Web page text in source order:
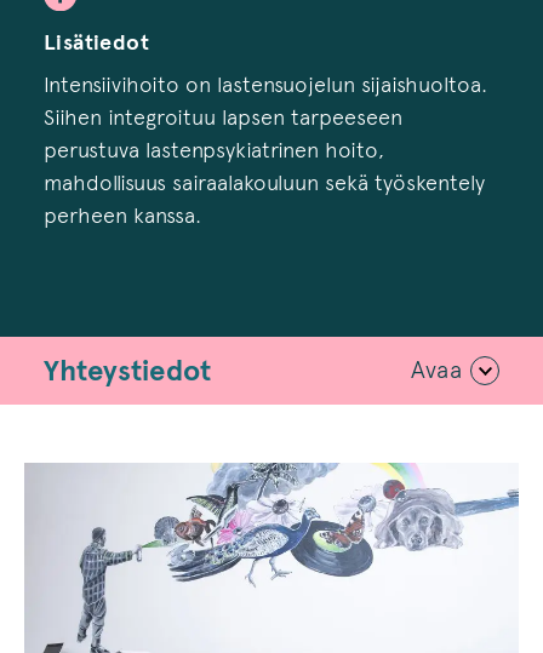
Lisätiedot
Intensiivihoito on lastensuojelun sijaishuoltoa.
Siihen integroituu lapsen tarpeeseen
perustuva lastenpsykiatrinen hoito,
mahdollisuus sairaalakouluun sekä työskentely
perheen kanssa.
Yhteystiedot Avaa